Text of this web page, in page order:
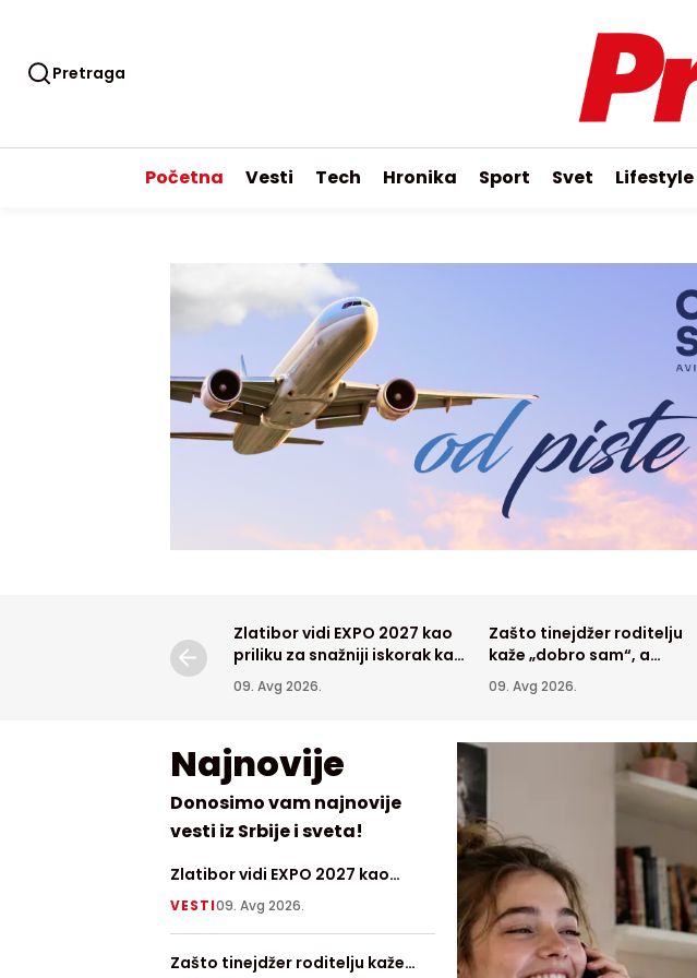
Pretraga
Početna Vesti Tech Hronika Sport Svet Lifestyle
Zlatibor vidi EXPO 2027 kao
priliku za snažniji iskorak ka
međunarodnom tržištu
09. Avg 2026.
Zašto tinejdžer roditelju
kaže „dobro sam“, a
prijatelju ispriča sve?
09. Avg 2026.
Najnovije
Donosimo vam najnovije
vesti iz Srbije i sveta!
Zlatibor vidi EXPO 2027 kao
priliku za snažniji iskorak ka
međunarodnom tržištu
VESTI09. Avg 2026.
Zašto tinejdžer roditelju kaže
VREME DANAS: Do 36 stepeni
Celzijusa
VESTI09. Avg 2026.
Pad proizvodnje u nuklearnoj